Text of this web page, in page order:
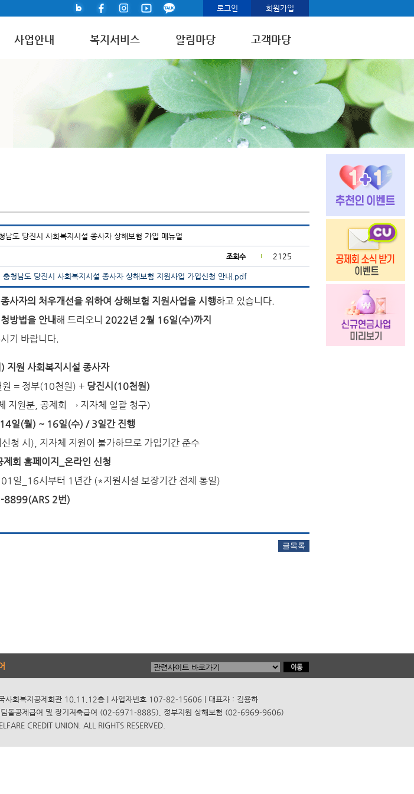
로그인 회원가입
사업안내 복지서비스 알림마당 고객마당
도 당진시 사회복지시설 종사자 상해보험 가입 매뉴얼
조회수 2125
청남도 당진시 사회복지시설 종사자 상해보험 지원사업 가입신청 안내.pdf
사자의 처우개선을 위하여 상해보험 지원사업을 시행하고 있습니다.
방법을 안내해 드리오니 2022년 2월 16일(수)까지
기 바랍니다.
지원 사회복지시설 종사자
= 정부(10천원) + 당진시(10천원)
지원분, 공제회 → 지자체 일괄 청구)
일(월) ~ 16일(수) / 3일간 진행
청 시), 지자체 지원이 불가하므로 가입기간 준수
회 홈페이지_온라인 신청
일_16시부터 1년간 (*지원시설 보장기간 전체 통일)
8899(ARS 2번)
사회복지공제회관 10,11,12층 | 사업자번호 107-82-15606 | 대표자 : 김용하
돌공제급여 및 장기저축급여 (02-6971-8885), 정부지원 상해보험 (02-6969-9606)
CREDIT UNION. ALL RIGHTS RESERVED.